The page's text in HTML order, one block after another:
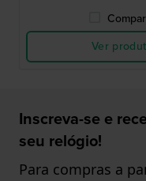
Ver
Inscreva-se e
seu relógio!
Para compras a